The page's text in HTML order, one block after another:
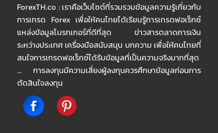
ForexTH.co : เราคือเว็บไซต์ที่รวมรวมข้อมูลความรู้เกี่ยวกับ
การเทรด Forex เพื่อให้คนไทยได้เรียนรู้การเทรดฟอเร็กซ์
แหล่งข้อมูลโบรกเกอร์ที่ดีที่สุด ข่าวสารตลาดการเงิน
ระหว่างประเทศ เครื่องมือสนับสนุน บทความ เพื่อให้คนไทยที่
สนใจการเทรดฟอเร็กซ์ได้รับข้อมูลที่เป็นความจริงมากที่สุด
… การลงทุนมีความเสี่ยงผู้ลงทุนควรศึกษาข้อมูลก่อนการ
ตัดสินใจลงทุน